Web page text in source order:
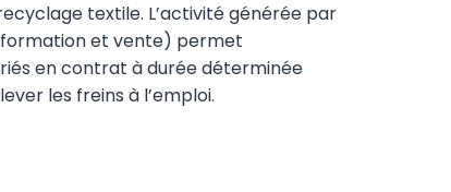
textile. L’activité générée par
et vente) permet
en contrat à durée déterminée
les freins à l’emploi.